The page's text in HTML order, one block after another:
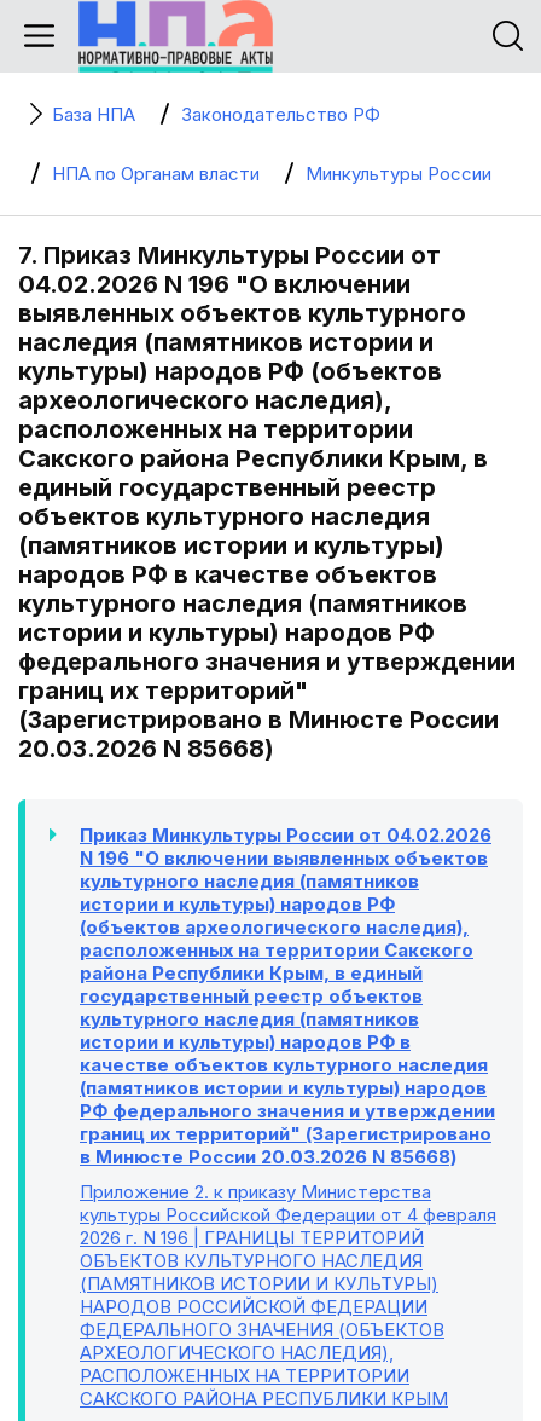
База НПА Законодательство РФ
НПА по Органам власти Минкультуры России
7. Приказ Минкультуры России от
04.02.2026 N 196 "О включении
выявленных объектов культурного
наследия (памятников истории и
культуры) народов РФ (объектов
археологического наследия),
расположенных на территории
Сакского района Республики Крым, в
единый государственный реестр
объектов культурного наследия
(памятников истории и культуры)
народов РФ в качестве объектов
культурного наследия (памятников
истории и культуры) народов РФ
федерального значения и утверждении
границ их территорий"
(Зарегистрировано в Минюсте России
20.03.2026 N 85668)
Приказ Минкультуры России от 04.02.2026
N 196 "О включении выявленных объектов
культурного наследия (памятников
истории и культуры) народов РФ
(объектов археологического наследия),
расположенных на территории Сакского
района Республики Крым, в единый
государственный реестр объектов
культурного наследия (памятников
истории и культуры) народов РФ в
качестве объектов культурного наследия
(памятников истории и культуры) народов
РФ федерального значения и утверждении
границ их территорий" (Зарегистрировано
в Минюсте России 20.03.2026 N 85668)
Приложение 2. к приказу Министерства
культуры Российской Федерации от 4 февраля
2026 г. N 196 | ГРАНИЦЫ ТЕРРИТОРИЙ
ОБЪЕКТОВ КУЛЬТУРНОГО НАСЛЕДИЯ
(ПАМЯТНИКОВ ИСТОРИИ И КУЛЬТУРЫ)
НАРОДОВ РОССИЙСКОЙ ФЕДЕРАЦИИ
ФЕДЕРАЛЬНОГО ЗНАЧЕНИЯ (ОБЪЕКТОВ
АРХЕОЛОГИЧЕСКОГО НАСЛЕДИЯ),
РАСПОЛОЖЕННЫХ НА ТЕРРИТОРИИ
САКСКОГО РАЙОНА РЕСПУБЛИКИ КРЫМ